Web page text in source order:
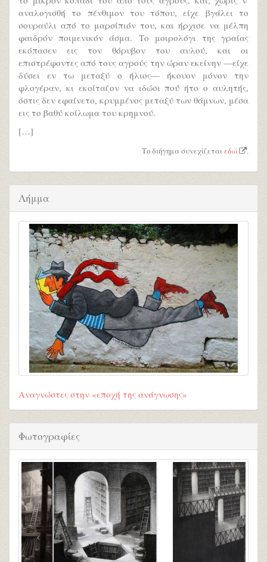
αναλογισθή το πένθιμον του τόπου, είχε βγάλει το
σουραύλι από το μαρσίπιόν του, και ήρχισε να μέλπη
φαιδρόν ποιμενικόν άσμα. Το μοιρολόγι της γραίας
εκόπασεν εις τον θόρυβον του αυλού, και οι
επιστρέφοντες από τους αγρούς την ώραν εκείνην —είχε
δύσει εν τω μεταξύ ο ήλιος— ήκουον μόνον την
φλογέραν, κι εκοίταζον να ιδώσι πού ήτο ο αυλητής,
όστις δεν εφαίνετο, κρυμμένος μεταξύ των θάμνων, μέσα
εις το βαθύ κοίλωμα του κρημνού.
[…]
Το διήγημα συνεχίζεταιεδώ .
Λήμμα
Αναγνώστες στην «εποχή της ανάγνωσης»
Φωτογραφίες